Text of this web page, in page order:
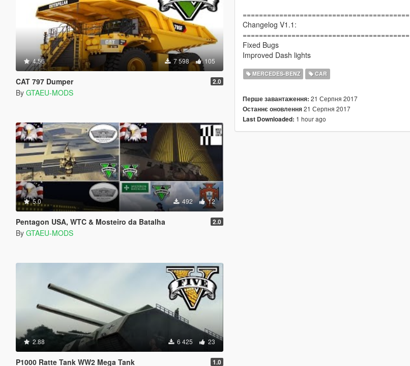
4.56 7 598 105
CAT 797 Dumper 2.0
By GTAEU-MODS
5.0 492 12
Pentagon USA, WTC & Mosteiro da Batalha 2.0
By GTAEU-MODS
2.88 6 425 23
P1000 Ratte Tank WW2 Mega Tank 1.0
=========================================
Changelog V1.1:
=========================================
Fixed Bugs
Improved Dash lights
MERCEDES-BENZ CAR
Перше завантаження: 21 Серпня 2017
Останнє оновлення21 Серпня 2017
Last Downloaded: 1 hour ago